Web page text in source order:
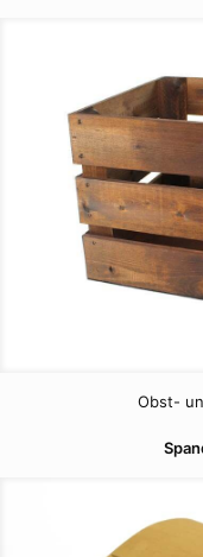
Obst-